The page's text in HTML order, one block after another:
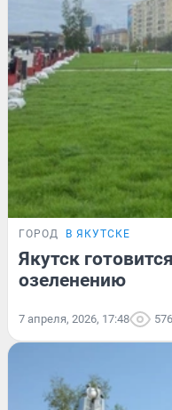
ГОРОД В ЯКУТСКЕ
Якутск
озеленению
7 апреля, 2026, 17:48 576